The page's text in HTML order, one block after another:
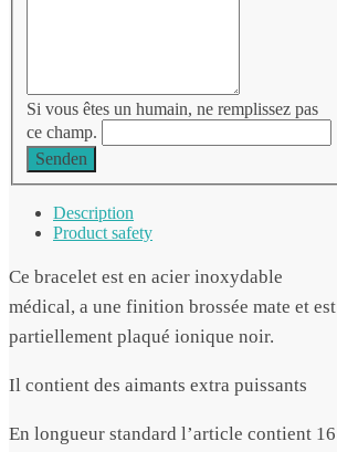
Si vous êtes un humain, ne remplissez pas
ce champ.
Senden
Description
Product safety
Ce bracelet est en acier inoxydable
médical, a une finition brossée mate et est
partiellement plaqué ionique noir.
Il contient des aimants extra puissants
En longueur standard l’article contient 16